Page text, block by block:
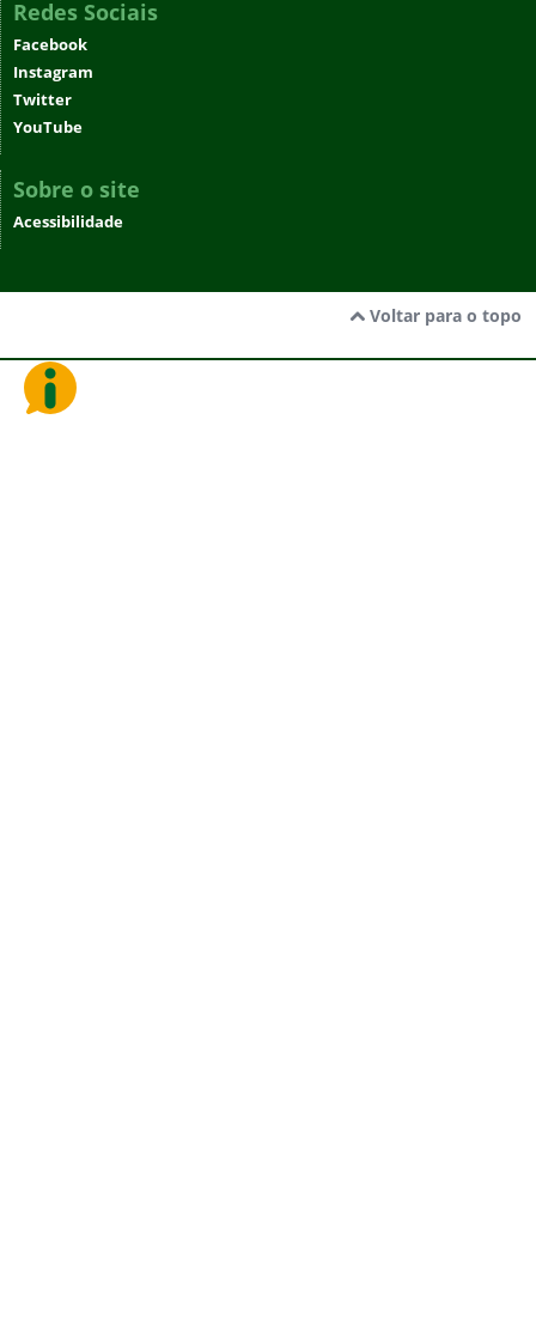
Redes Sociais
Facebook
Instagram
Twitter
YouTube
Sobre o site
Acessibilidade
Voltar para o topo